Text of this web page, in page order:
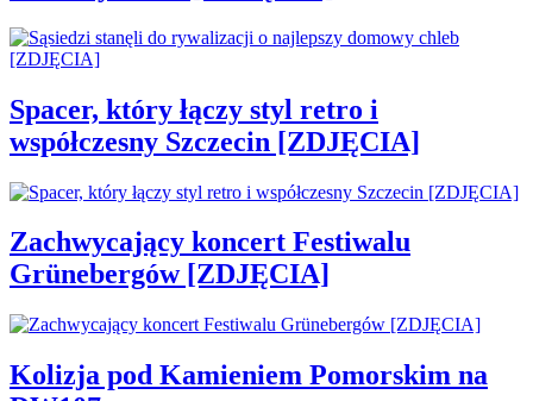
Spacer, który łączy styl retro i
współczesny Szczecin [ZDJĘCIA]
Zachwycający koncert Festiwalu
Grünebergów [ZDJĘCIA]
Kolizja pod Kamieniem Pomorskim na